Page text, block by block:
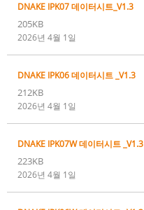
DNAKE IPK07 데이터시트_V1.3
205KB
2026년 4월 1일
DNAKE IPK06 데이터시트 _V1.3
212KB
2026년 4월 1일
DNAKE IPK07W 데이터시트 _V1.3
223KB
2026년 4월 1일